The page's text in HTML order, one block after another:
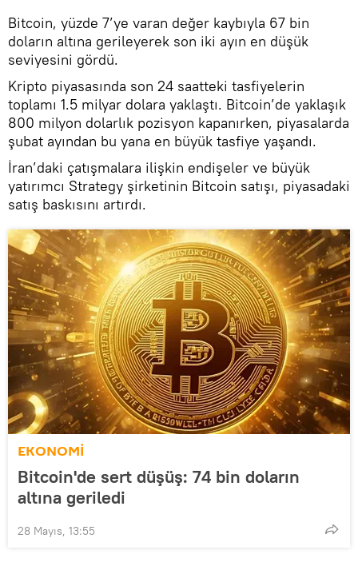
Bitcoin, yüzde 7’ye varan değer kaybıyla 67 bin
doların altına gerileyerek son iki ayın en düşük
seviyesini gördü.
Kripto piyasasında son 24 saatteki tasfiyelerin
toplamı 1.5 milyar dolara yaklaştı. Bitcoin’de yaklaşık
800 milyon dolarlık pozisyon kapanırken, piyasalarda
şubat ayından bu yana en büyük tasfiye yaşandı.
İran’daki çatışmalara ilişkin endişeler ve büyük
yatırımcı Strategy şirketinin Bitcoin satışı, piyasadaki
satış baskısını artırdı.
EKONOMİ
Bitcoin'de sert düşüş: 74 bin doların
altına geriledi
28 Mayıs, 13:55